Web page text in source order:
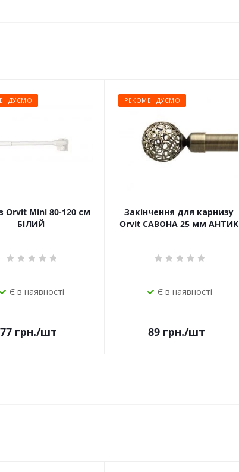
Orvit Mini 80-120 см
БІЛИЙ
Є в наявності
77 грн./шт
РЕКОМЕНДУЄМО
Закінчення для карнизу
Orvit САВОНА 25 мм АНТИК
Є в наявності
89 грн./шт